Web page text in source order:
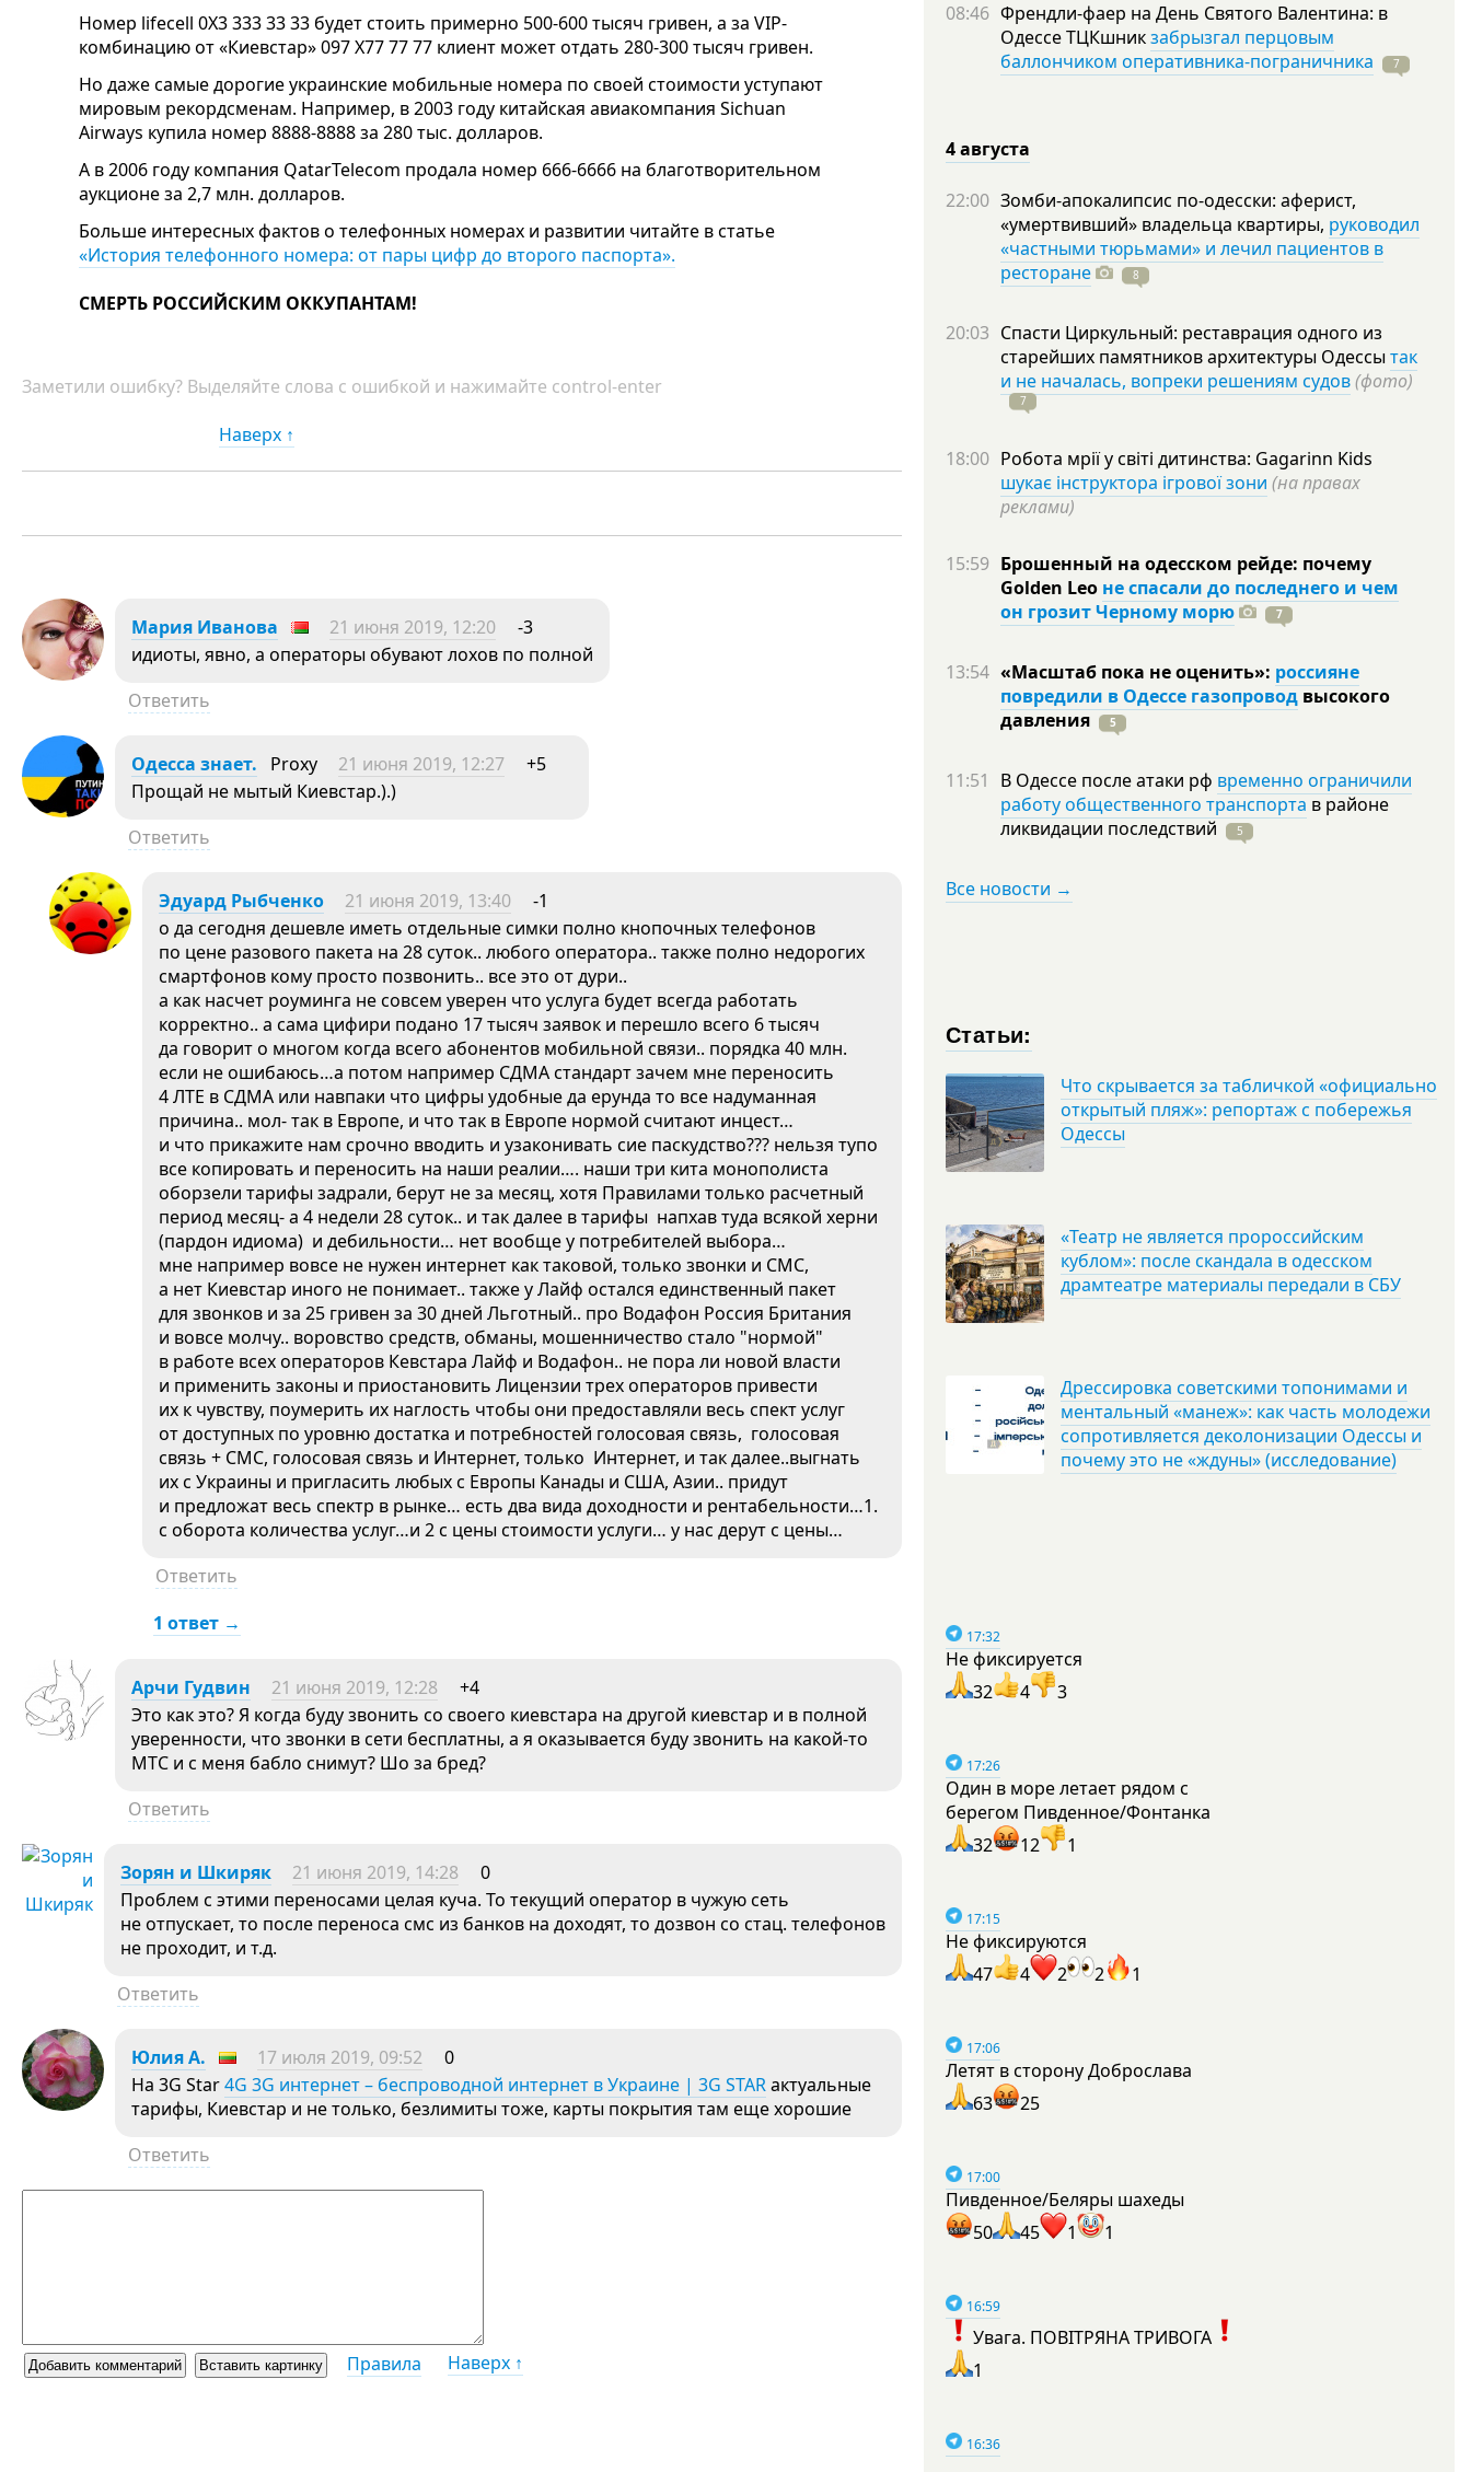
Номер lifecell 0X3 333 33 33 будет стоить примерно 500-600 тысяч гривен, а за VIP-
комбинацию от «Киевстар» 097 Х77 77 77 клиент может отдать 280-300 тысяч гривен.
Но даже самые дорогие украинские мобильные номера по своей стоимости уступают
мировым рекордсменам. Например, в 2003 году китайская авиакомпания Sichuan
Airways купила номер 8888-8888 за 280 тыс. долларов.
А в 2006 году компания QatarTelecom продала номер 666-6666 на благотворительном
аукционе за 2,7 млн. долларов.
Больше интересных фактов о телефонных номерах и развитии читайте в статье
«История телефонного номера: от пары цифр до второго паспорта».
СМЕРТЬ РОССИЙСКИМ ОККУПАНТАМ!
Заметили ошибку? Выделяйте слова с ошибкой и нажимайте control-enter
Наверх ↑
Мария Иванова 21 июня 2019, 12:20
-3
идиоты, явно, а операторы обувают лохов по полной
Ответить
Одесса знает. Proxy 21 июня 2019, 12:27
+5
Прощай не мытый Киевстар.).)
Ответить
Эдуард Рыбченко 21 июня 2019, 13:40
-1
о да сегодня дешевле иметь отдельные симки полно кнопочных телефонов
по цене разового пакета на 28 суток.. любого оператора.. также полно недорогих
смартфонов кому просто позвонить.. все это от дури..
а как насчет роуминга не совсем уверен что услуга будет всегда работать
корректно.. а сама цифири подано 17 тысяч заявок и перешло всего 6 тысяч
да говорит о многом когда всего абонентов мобильной связи.. порядка 40 млн.
если не ошибаюсь…а потом например СДМА стандарт зачем мне переносить
4 ЛТЕ в СДМА или навпаки что цифры удобные да ерунда то все надуманная
причина.. мол- так в Европе, и что так в Европе нормой считают инцест…
и что прикажите нам срочно вводить и узаконивать сие паскудство??? нельзя тупо
все копировать и переносить на наши реалии…. наши три кита монополиста
оборзели тарифы задрали, берут не за месяц, хотя Правилами только расчетный
период месяц- а 4 недели 28 суток.. и так далее в тарифы напхав туда всякой херни
(пардон идиома) и дебильности… нет вообще у потребителей выбора…
мне например вовсе не нужен интернет как таковой, только звонки и СМС,
а нет Киевстар иного не понимает.. также у Лайф остался единственный пакет
для звонков и за 25 гривен за 30 дней Льготный.. про Водафон Россия Британия
и вовсе молчу.. воровство средств, обманы, мошенничество стало "нормой"
в работе всех операторов Кевстара Лайф и Водафон.. не пора ли новой власти
и применить законы и приостановить Лицензии трех операторов привести
их к чувству, поумерить их наглость чтобы они предоставляли весь спект услуг
от доступных по уровню достатка и потребностей голосовая связь, голосовая
связь + СМС, голосовая связь и Интернет, только Интернет, и так далее..выгнать
их с Украины и пригласить любых с Европы Канады и США, Азии.. придут
и предложат весь спектр в рынке… есть два вида доходности и рентабельности…1.
с оборота количества услуг…и 2 с цены стоимости услуги… у нас дерут с цены…
Ответить
1 ответ →
Арчи Гудвин 21 июня 2019, 12:28
+4
Это как это? Я когда буду звонить со своего киевстара на другой киевстар и в полной
уверенности, что звонки в сети бесплатны, а я оказывается буду звонить на какой-то
МТС и с меня бабло снимут? Шо за бред?
Ответить
Зорян и Шкиряк 21 июня 2019, 14:28
0
Проблем с этими переносами целая куча. То текущий оператор в чужую сеть
не отпускает, то после переноса смс из банков на доходят, то дозвон со стац. телефонов
не проходит, и т.д.
Ответить
Юлия А. 17 июля 2019, 09:52
0
На 3G Star4G 3G интернет – беспроводной интернет в Украине | 3G STARактуальные
тарифы, Киевстар и не только, безлимиты тоже, карты покрытия там еще хорошие
Ответить
Правила Наверх ↑
08:46 Френдли-фаер на День Святого Валентина: в
Одессе ТЦКшникзабрызгал перцовым
баллончиком оперативника-пограничника
7
4 августа
22:00 Зомби-апокалипсис по-одесски: аферист,
«умертвивший» владельца квартиры, руководил
«частными тюрьмами» и лечил пациентов в
ресторане
8
20:03 Спасти Циркульный: реставрация одного из
старейших памятников архитектуры Одессы так
и не началась, вопреки решениям судов(фото)
7
18:00 Робота мрії у світі дитинства: Gagarinn Kids
шукає інструктора ігрової зони (на правах
реклами)
15:59 Брошенный на одесском рейде: почему
Golden Leo не спасали до последнего и чем
он грозит Черному морю
7
13:54 «Масштаб пока не оценить»: россияне
повредили в Одессе газопровод высокого
давления
5
11:51 В Одессе после атаки рф временно ограничили
работу общественного транспорта в районе
ликвидации последствий 5
Все новости →
Статьи:
Что скрывается за табличкой «официально
открытый пляж»: репортаж с побережья
Одессы
«Театр не является пророссийским
кублом»: после скандала в одесском
драмтеатре материалы передали в СБУ
Дрессировка советскими топонимами и
ментальный «манеж»: как часть молодежи
сопротивляется деколонизации Одессы и
почему это не «ждуны» (исследование)
17:32
Не фиксируется
32
4 3
17:26
Один в море летает рядом с
берегом Пивденное/Фонтанка
32
12 1
17:15
Не фиксируются
47
4 2 2 1
17:06
Летят в сторону Доброслава
63
25
17:00
Пивденное/Беляры шахеды
50
45 1 1
16:59
Увага. ПОВІТРЯНА ТРИВОГА
1
16:36